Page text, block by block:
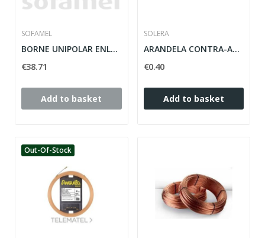
SOFAMEL
BORNE UNIPOLAR ENLAZABLE MOD. BUS.
€38.71
Add to basket
SOLERA
ARANDELA CONTRA-ANILLO NEGRA
€0.40
Add to basket
Out-Of-Stock